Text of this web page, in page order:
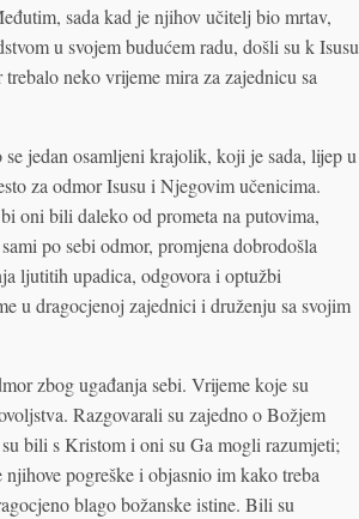
sada kad je njihov učitelj bio mrtav,
u svojem budućem radu, došli su k Isusu
neko vrijeme mira za zajednicu sa
jedan osamljeni krajolik, koji je sada, lijep u
za odmor Isusu i Njegovim učenicima.
oni bili daleko od prometa na putovima,
po sebi odmor, promjena dobrodošla
ljutitih upadica, odgovora i optužbi
u dragocjenoj zajednici i druženju sa svojim
zbog ugađanja sebi. Vrijeme koje su
Razgovarali su zajedno o Božjem
bili s Kristom i oni su Ga mogli razumjeti;
pogreške i objasnio im kako treba
blago božanske istine. Bili su